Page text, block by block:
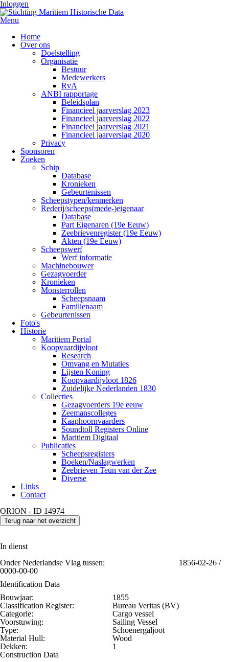
Inloggen
Menu
Home
Over ons
Doelstelling
Organisatie
Bestuur
Medewerkers
RvA
ANBI rapportage
Beleidsplan
Financieel jaarverslag 2023
Financieel jaarverslag 2022
Financieel jaarverslag 2021
Financieel jaarverslag 2020
Privacy
Sponsoren
Zoeken
Schip
Database
Kronieken
Gebeurtenissen
Scheepstypen/kenmerken
Rederij/scheeps(mede-)eigenaar
Database
Part Eigenaren (19e Eeuw)
Zeebrievenregister (19e Eeuw)
Akten (19e Eeuw)
Scheepswerf
Werf informatie
Machinebouwer
Gezagvoerder
Kronieken
Monsterrollen
Scheepsnaam
Familienaam
Gebeurtenissen
Foto's
Historie
Maritiem Portal
Koopvaardijvloot
Research
Omvang en Mutaties
Lijsten Koning
Koopvaardijvloot 1826
Zuidelijke Nederlanden 1830
Collecties
Gezagvoerders 19e eeuw
Zeemanscolleges
Kaaphoornvaarders
Soundtoll Registers Online
Maritiem Digitaal
Publicaties
Scheepsregisters
Boeken/Naslagwerken
Zeebrieven Teun van der Zee
Diverse
Links
Contact
ORION - ID 14974
Terug naar het overzicht
In dienst
Onder Nederlandse Vlag tussen:
1856-02-26 /
0000-00-00
Identification Data
Bouwjaar:
1855
Classification Register:
Bureau Veritas (BV)
Categorie:
Cargo vessel
Voorstuwing:
Sailing Vessel
Type:
Schoenergaljoot
Material Hull:
Wood
Dekken:
1
Construction Data